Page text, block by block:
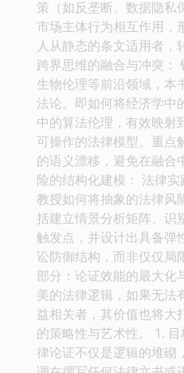
策（如反垄断、数据隐私
市场主体行为相互作用，
人从静态的条文适用者，
跨界思维的融合与冲突：
生物伦理等前沿领域，本
法论。即如何将经济学中
中的算法伦理，有效映射
可操作的法律模型。重点
的语义漂移，避免在融合
险的结构化建模： 法律
教授如何将抽象的法律风
括建立情景分析矩阵、识
触发点，并设计出具备弹
讼防御结构，而非仅仅局
部分：论证效能的最大化
美的法律逻辑，如果无法
益相关者，其价值也将大
的策略性与艺术性。 1.
律论证不仅是逻辑的堆砌